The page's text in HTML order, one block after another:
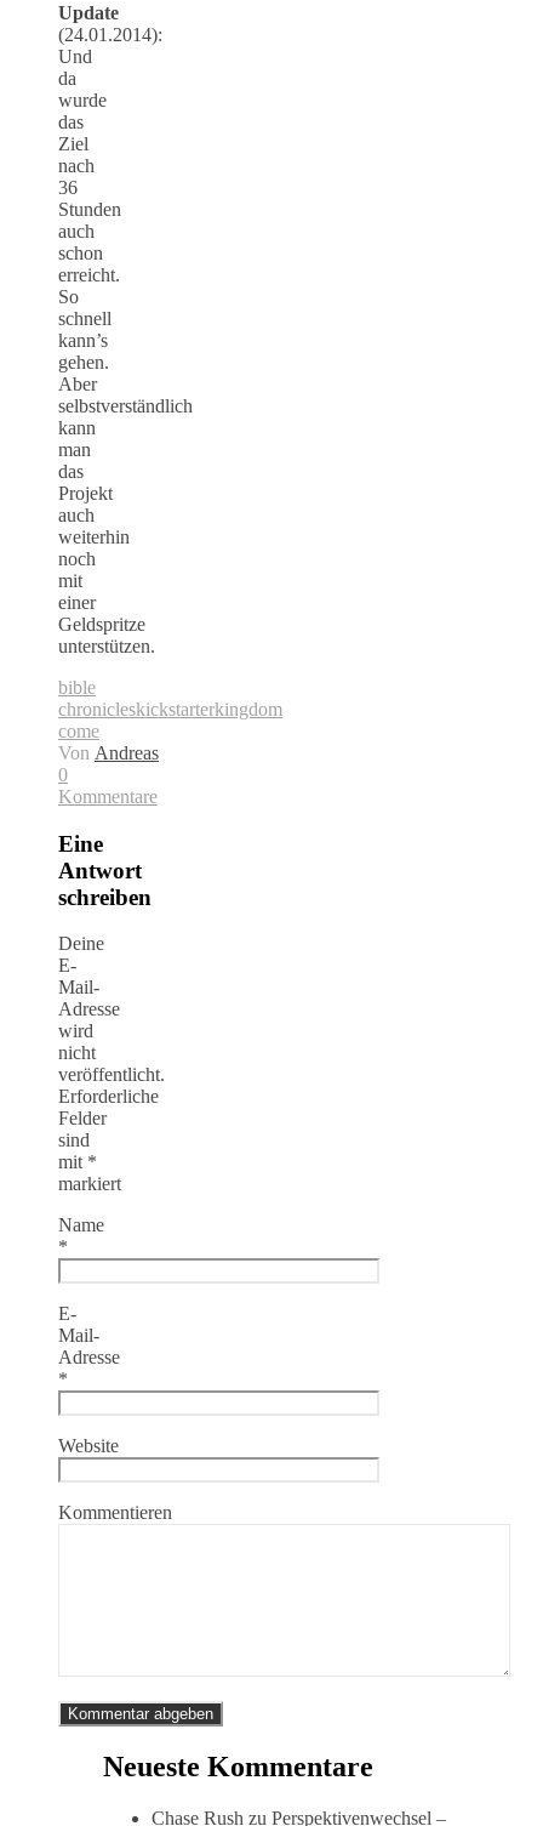
Update
(24.01.2014):
Und
da
wurde
das
Ziel
nach
36
Stunden
auch
schon
erreicht.
So
schnell
kann’s
gehen.
Aber
selbstverständlich
kann
man
das
Projekt
auch
weiterhin
noch
mit
einer
Geldspritze
unterstützen.
bible
chronicleskickstarterkingdom
come
Von Andreas
0
Kommentare
Eine
Antwort
schreiben
Deine
E-
Mail-
Adresse
wird
nicht
veröffentlicht.
Erforderliche
Felder
sind
mit *
markiert
Name
*
E-
Mail-
Adresse
*
Website
Kommentieren
Neueste Kommentare
Chase Rush zu Perspektivenwechsel –